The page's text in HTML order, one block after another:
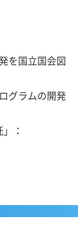
を国立国会図
グラムの開発
：